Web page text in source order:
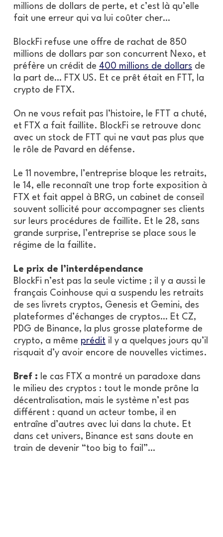
millions de dollars de perte, et c’est là qu’elle
fait une erreur qui va lui coûter cher…
BlockFi refuse une offre de rachat de 850
millions de dollars par son concurrent Nexo, et
préfère un crédit de 400 millions de dollars de
la part de… FTX US. Et ce prêt était en FTT, la
crypto de FTX.
On ne vous refait pas l’histoire, le FTT a chuté,
et FTX a fait faillite. BlockFi se retrouve donc
avec un stock de FTT qui ne vaut pas plus que
le rôle de Pavard en défense.
Le 11 novembre, l’entreprise bloque les retraits,
le 14, elle reconnaît une trop forte exposition à
FTX et fait appel à BRG, un cabinet de conseil
souvent sollicité pour accompagner ses clients
sur leurs procédures de faillite. Et le 28, sans
grande surprise, l’entreprise se place sous le
régime de la faillite.
Le prix de l’interdépendance
BlockFi n’est pas la seule victime ; il y a aussi le
français Coinhouse qui a suspendu les retraits
de ses livrets cryptos, Genesis et Gemini, des
plateformes d’échanges de cryptos… Et CZ,
PDG de Binance, la plus grosse plateforme de
crypto, a même préditil y a quelques jours qu’il
risquait d’y avoir encore de nouvelles victimes.
Bref : le cas FTX a montré un paradoxe dans
le milieu des cryptos : tout le monde prône la
décentralisation, mais le système n’est pas
différent : quand un acteur tombe, il en
entraîne d’autres avec lui dans la chute. Et
dans cet univers, Binance est sans doute en
train de devenir “too big to fail”…